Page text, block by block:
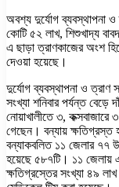
অবশ্য দুর্যোগ ব্যবস্থাপনা ও
কোটি ৫২ লাখ, শিশুখাদ্য
এ ছাড়া ত্রাণকাজের অংশ
দেওয়া হয়েছে।
দুর্যোগ ব্যবস্থাপনা ও ত্রাণ
সংখ্যা শনিবার পর্যন্ত
নোয়াখালীতে ৩, কক্সবাজারে
গেছেন। বন্যায় ক্ষতিগ্রস্ত
বন্যাকবলিত ১১ জেলার ৭৭
হয়েছে ৫৮৭টি। ১১ জেলায়
ক্ষতিগ্রস্তের সংখ্যা ৪৯